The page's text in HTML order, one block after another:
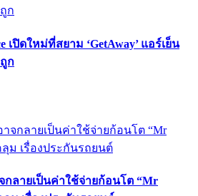
เปิดใหม่ที่สยาม ‘GetAway’ แอร์เย็น
ก
กลายเป็นค่าใช้จ่ายก้อนโต “Mr